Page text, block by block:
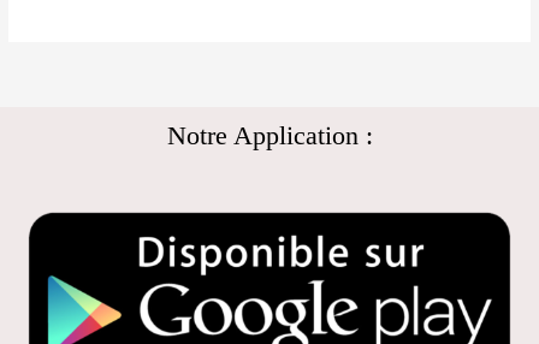
Notre Application :